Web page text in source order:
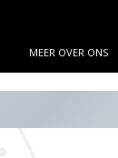
MEER OVER ONS